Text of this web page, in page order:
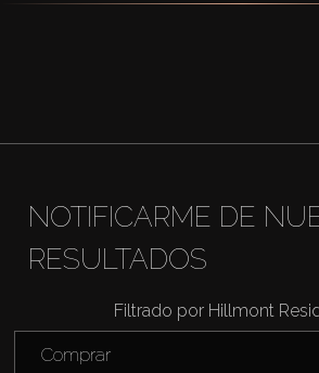
NOTIFICARME DE
RESULTADOS
Filtrado por Hillmont
Comprar